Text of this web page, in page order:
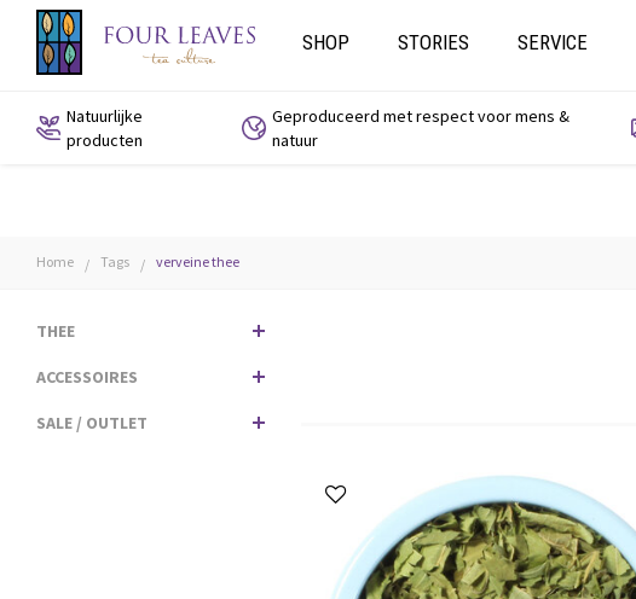
SHOP STORIES SERVICE
Natuurlijke
producten
Geproduceerd met respect voor mens &
natuur
Home / Tags / verveine thee
THEE
ACCESSOIRES
SALE / OUTLET